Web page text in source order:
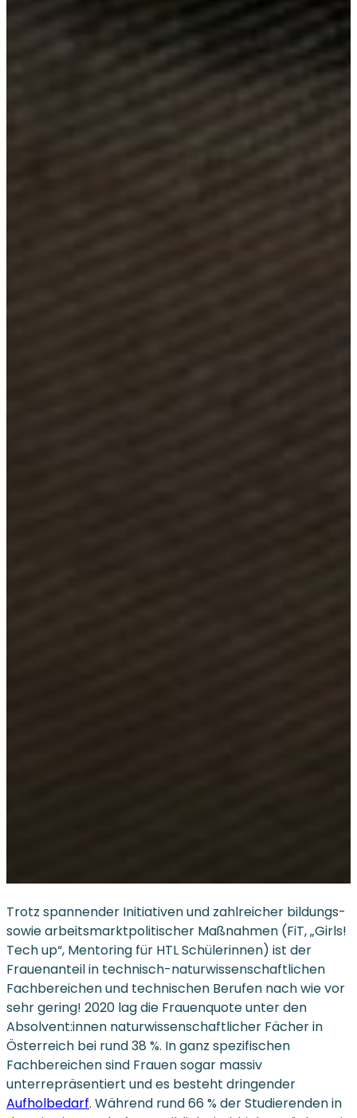
Trotz spannender Initiativen und zahlreicher bildungs-
sowie arbeitsmarktpolitischer Maßnahmen (FiT, „Girls!
Tech up“, Mentoring für HTL Schülerinnen) ist der
Frauenanteil in technisch-naturwissenschaftlichen
Fachbereichen und technischen Berufen nach wie vor
sehr gering! 2020 lag die Frauenquote unter den
Absolvent:innen naturwissenschaftlicher Fächer in
Österreich bei rund 38 %. In ganz spezifischen
Fachbereichen sind Frauen sogar massiv
unterrepräsentiert und es besteht dringender
Aufholbedarf. Während rund 66 % der Studierenden in